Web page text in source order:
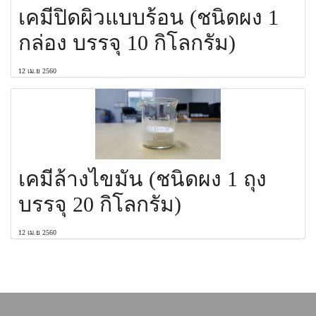
เคมีปิดผิวแบบร้อน (ชนิดผง 1
กล่อง บรรจุ 10 กิโลกรัม)
12 เม.ย 2560
เคมีล้างไขมัน (ชนิดผง 1 ถุง
บรรจุ 20 กิโลกรัม)
12 เม.ย 2560